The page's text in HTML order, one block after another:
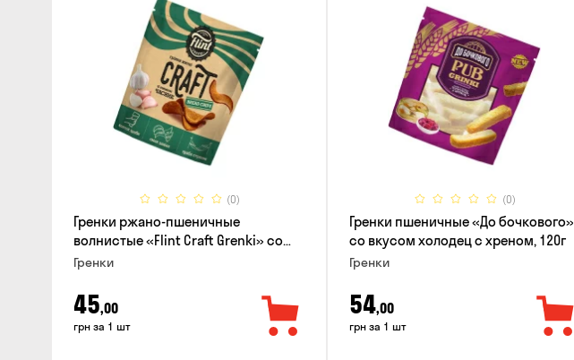
(0)
Гренки ржано-пшеничные
волнистые «Flint Craft Grenki» со
вкусом чеснока, 80г
Гренки
45,00
грн за 1 шт
(0)
Гренки пшеничные «До бочкового»
со вкусом холодец с хреном, 120г
Гренки
54,00
грн за 1 шт